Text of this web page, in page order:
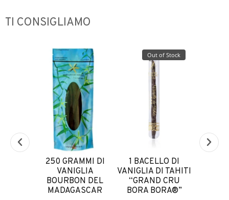
TI CONSIGLIAMO
250 GRAMMI DI
VANIGLIA
BOURBON DEL
MADAGASCAR
Out of Stock
1 BACELLO DI
VANIGLIA DI TAHITI
“GRAND CRU
BORA BORA®”